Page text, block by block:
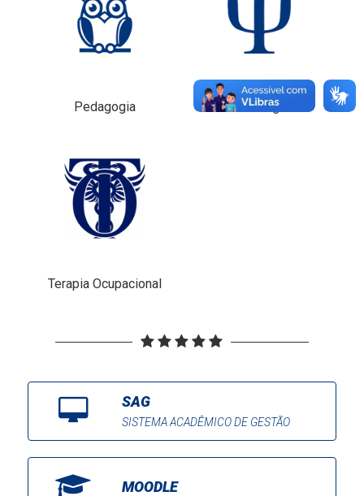
Pedagogia Psicologia
Terapia Ocupacional
SAG
SISTEMA ACADÊMICO DE GESTÃO
MOODLE